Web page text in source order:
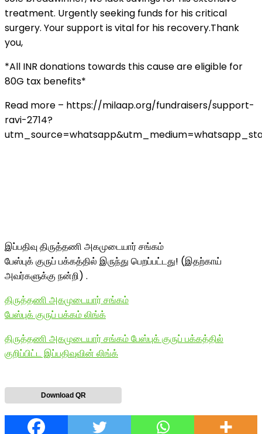
treatment. Urgently seeking funds for his critical
surgery. Your support is vital for his recovery.Thank
you,
*All INR donations towards this cause are eligible for
80G tax benefits*
Read more – https://milaap.org/fundraisers/support-
ravi-2714?
இப்பதிவு திருத்தணி அகமுடையார் சங்கம்
பேஸ்புக் குருப் பக்கத்தில் இருந்து பெறப்பட்டது! (இதற்காய்
அவர்களுக்கு நன்றி) .
திருத்தணி அகமுடையார் சங்கம்
பேஸ்புக் குருப் பக்கம் லிங்க்
திருத்தணி அகமுடையார் சங்கம் பேஸ்புக் குருப் பக்கத்தில்
குறிப்பிட்ட இப்பதிவுவின் லிங்க்
Download QR